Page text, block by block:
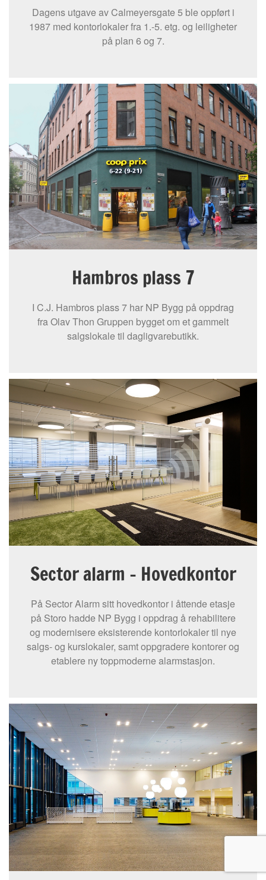
Dagens utgave av Calmeyersgate 5 ble oppført i
1987 med kontorlokaler fra 1.-5. etg. og leiligheter
på plan 6 og 7.
Hambros plass 7
I C.J. Hambros plass 7 har NP Bygg på oppdrag
fra Olav Thon Gruppen bygget om et gammelt
salgslokale til dagligvarebutikk.
Sector alarm - Hovedkontor
På Sector Alarm sitt hovedkontor i åttende etasje
på Storo hadde NP Bygg i oppdrag å rehabilitere
og modernisere eksisterende kontorlokaler til nye
salgs- og kurslokaler, samt oppgradere kontorer og
etablere ny toppmoderne alarmstasjon.